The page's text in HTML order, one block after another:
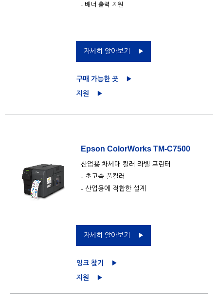
- 배너 출력 지원
자세히 알아보기
구매 가능한 곳
지원
Epson ColorWorks TM-C7500
산업용 차세대 컬러 라벨 프린터
- 초고속 풀컬러
- 산업용에 적합한 설계
자세히 알아보기
잉크 찾기
지원